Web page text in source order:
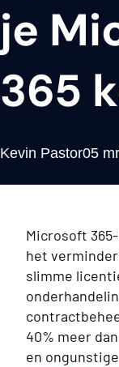
je
365
Kevin Pastor05
Microsoft
het
slimme
40% meer
en